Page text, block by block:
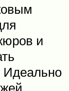
и
Идеально